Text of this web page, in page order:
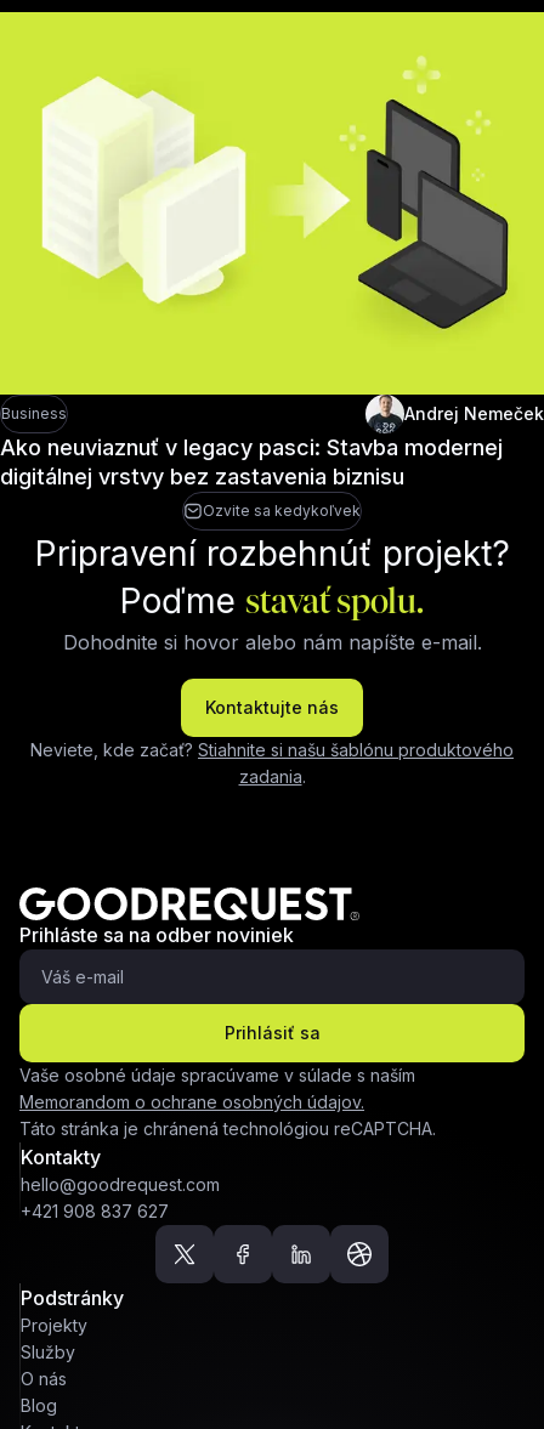
Business Andrej Nemeček
Ako neuviaznuť v legacy pasci: Stavba modernej
digitálnej vrstvy bez zastavenia biznisu
Ozvite sa kedykoľvek
Pripravení rozbehnúť projekt?
Poďmestavať spolu.
Dohodnite si hovor alebo nám napíšte e-mail.
Kontaktujte nás
Neviete, kde začať? Stiahnite si našu šablónu produktového
zadania.
Prihláste sa na odber noviniek
Prihlásiť sa
Vaše osobné údaje spracúvame v súlade s naším
Memorandom o ochrane osobných údajov.
Táto stránka je chránená technológiou reCAPTCHA.
Kontakty
hello@goodrequest.com
+421 908 837 627
Podstránky
Projekty
Služby
O nás
Blog